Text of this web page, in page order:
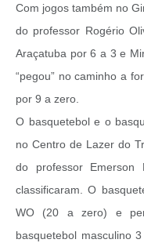
Com jogos também no
do professor Rogério
Araçatuba por 6 a 3 e
“pegou” no caminho a
por 9 a zero.
O basquetebol e o
no Centro de Lazer do
do professor Emerson
classificaram. O
WO (20 a zero) e
basquetebol masculino